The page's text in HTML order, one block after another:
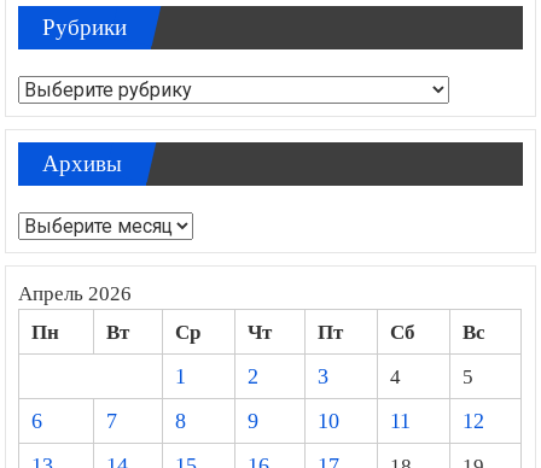
Рубрики
Рубрики
Архивы
Архивы
Апрель 2026
Пн Вт Ср Чт Пт Сб
Вс
1
2 3 4
5
6
7 8 9 10 11
12